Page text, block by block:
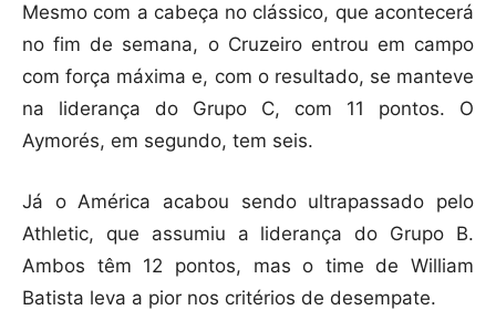
Mesmo com a cabeça no clássico, que acontecerá
no fim de semana, o Cruzeiro entrou em campo
com força máxima e, com o resultado, se manteve
na liderança do Grupo C, com 11 pontos. O
Aymorés, em segundo, tem seis.
Já o América acabou sendo ultrapassado pelo
Athletic, que assumiu a liderança do Grupo B.
Ambos têm 12 pontos, mas o time de William
Batista leva a pior nos critérios de desempate.